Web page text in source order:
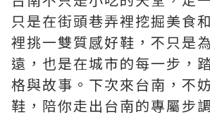
只是在街頭巷弄裡挖掘美食
裡挑一雙質感好鞋，不只是
遠，也是在城市的每一步，
格與故事。下次來台南，不
鞋，陪你走出台南的專屬步